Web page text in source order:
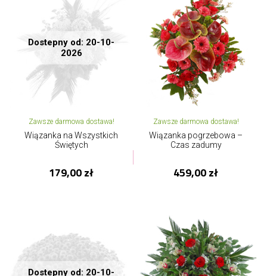
Dostepny od: 20-10-
2026
Zawsze darmowa dostawa!
Wiązanka na Wszystkich
Świętych
179,00 zł
Zawsze darmowa dostawa!
Wiązanka pogrzebowa –
Czas zadumy
459,00 zł
Dostepny od: 20-10-